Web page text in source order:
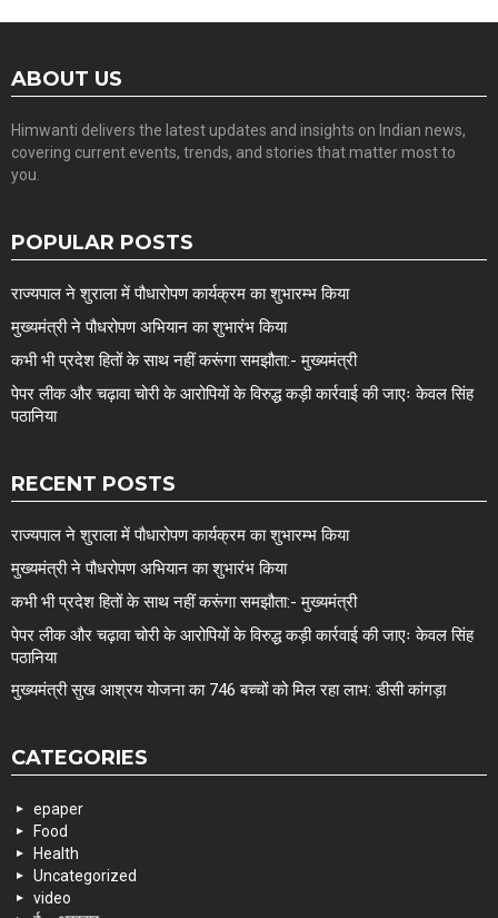
ABOUT US
Himwanti delivers the latest updates and insights on Indian news,
covering current events, trends, and stories that matter most to
you.
POPULAR POSTS
राज्यपाल ने शुराला में पौधारोपण कार्यक्रम का शुभारम्भ किया
मुख्यमंत्री ने पौधरोपण अभियान का शुभारंभ किया
कभी भी प्रदेश हितों के साथ नहीं करूंगा समझौता:- मुख्यमंत्री
पेपर लीक और चढ़ावा चोरी के आरोपियों के विरुद्ध कड़ी कार्रवाई की जाएः केवल सिंह
पठानिया
RECENT POSTS
राज्यपाल ने शुराला में पौधारोपण कार्यक्रम का शुभारम्भ किया
मुख्यमंत्री ने पौधरोपण अभियान का शुभारंभ किया
कभी भी प्रदेश हितों के साथ नहीं करूंगा समझौता:- मुख्यमंत्री
पेपर लीक और चढ़ावा चोरी के आरोपियों के विरुद्ध कड़ी कार्रवाई की जाएः केवल सिंह
पठानिया
मुख्यमंत्री सुख आश्रय योजना का 746 बच्चों को मिल रहा लाभ: डीसी कांगड़ा
CATEGORIES
epaper
Food
Health
Uncategorized
video